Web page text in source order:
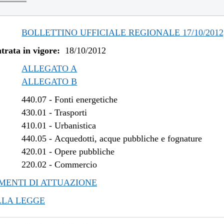
al 31/12/2021
al 11/08/2021
al 31/12/2020
al 30/06/2020
2019 al 31/12/2019
al 31/12/2018
al 28/03/2018
2017 al 14/02/2018
2016 al 31/12/2016
2016 al 25/08/2016
2016 al 12/08/2016
al 22/07/2015
al 20/05/2015
al 25/02/2015
BOLLETTINO UFFICIALE REGIONALE 17/10/
in vigore: 18/10/2012
ALLEGATO A
ALLEGATO B
440.07 -Fonti energetiche
430.01 -Trasporti
410.01 -Urbanistica
440.05 -Acquedotti, acque pubbliche e fognature
420.01 -Opere pubbliche
220.02 -Commercio
DI ATTUAZIONE
LEGGE